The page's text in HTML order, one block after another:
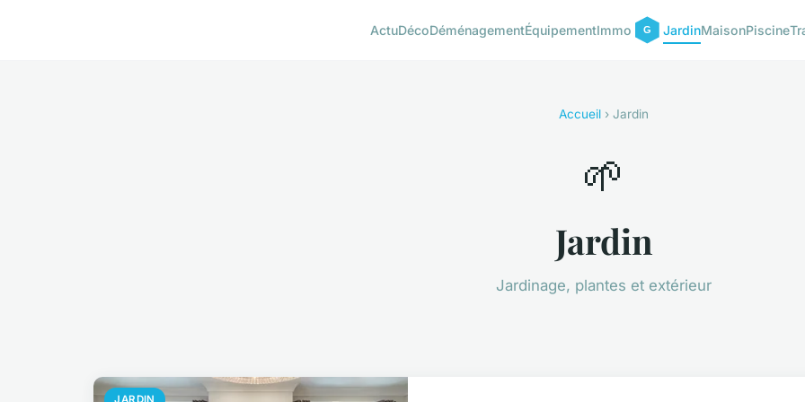
ActuDécoDéménagementÉquipementImmo JardinMaisonPiscine
Accueil › Jardin
🌱
Jardin
Jardinage, plantes et extérieur
JARDIN